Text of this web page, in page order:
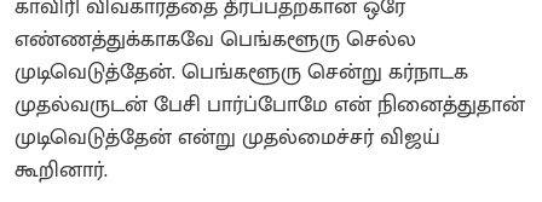
காவிரி விவகாரத்தை தீர்ப்பதற்கான ஒரே
எண்ணத்துக்காகவே பெங்களூரு செல்ல
முடிவெடுத்தேன். பெங்களூரு சென்று கர்நாடக
முதல்வருடன் பேசி பார்ப்போமே என் நினைத்துதான்
முடிவெடுத்தேன் என்று முதல்மைச்சர் விஜய்
கூறினார்.